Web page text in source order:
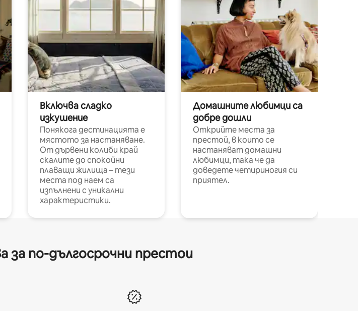
Включва сладко
изкушение
Понякога дестинацията е
мястото за настаняване.
От дървени колиби край
скалите до спокойни
плаващи жилища – тези
места под наем са
изпълнени с уникални
характеристики.
Домашните любимци са
добре дошли
Открийте места за
престой, в които се
настаняват домашни
любимци, така че да
доведете четириногия си
приятел.
за по-дългосрочни престои